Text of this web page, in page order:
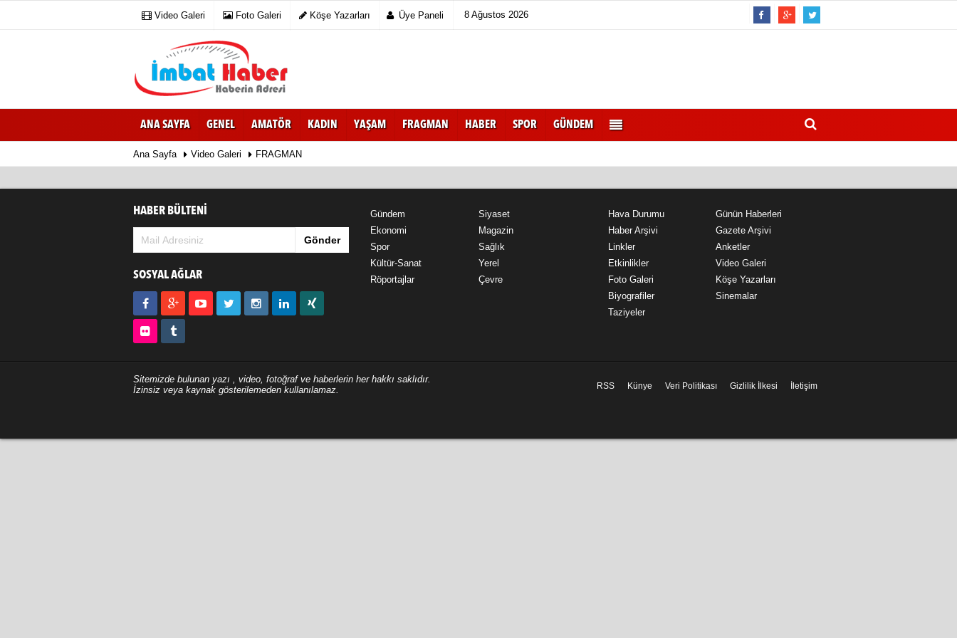
Video Galeri Foto Galeri Köşe Yazarları Üye Paneli 8 Ağustos 2026
ANA SAYFA GENEL AMATÖR KADIN YAŞAM FRAGMAN HABER SPOR GÜNDEM
Ana Sayfa Video Galeri FRAGMAN
HABER BÜLTENİ
Gönder
SOSYAL AĞLAR
Gündem
Siyaset
Ekonomi
Magazin
Spor
Sağlık
Kültür-Sanat
Yerel
Röportajlar
Çevre
Hava Durumu
Günün Haberleri
Haber Arşivi
Gazete Arşivi
Linkler
Anketler
Etkinlikler
Video Galeri
Foto Galeri
Köşe Yazarları
Biyografiler
Sinemalar
Taziyeler
Sitemizde bulunan yazı , video, fotoğraf ve haberlerin her hakkı saklıdır.
İzinsiz veya kaynak gösterilemeden kullanılamaz.
RSS Künye Veri Politikası Gizlilik İlkesi İletişim